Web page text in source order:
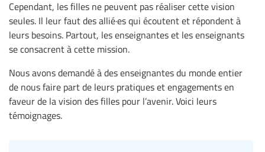
Cependant, les filles ne peuvent pas réaliser cette vision
seules. Il leur faut des allié·es qui écoutent et répondent à
leurs besoins. Partout, les enseignantes et les enseignants
se consacrent à cette mission.
Nous avons demandé à des enseignantes du monde entier
de nous faire part de leurs pratiques et engagements en
faveur de la vision des filles pour l’avenir. Voici leurs
témoignages.